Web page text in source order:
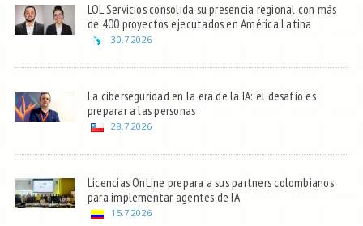
LOL Servicios consolida su presencia regional con más
de 400 proyectos ejecutados en América Latina
30.7.2026
La ciberseguridad en la era de la IA: el desafío es
preparar a las personas
28.7.2026
Licencias OnLine prepara a sus partners colombianos
para implementar agentes de IA
15.7.2026